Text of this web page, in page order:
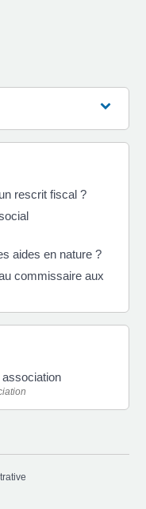
rescrit fiscal ?
aides en nature ?
commissaire aux